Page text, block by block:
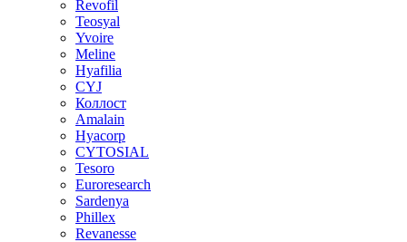
Revofil
Teosyal
Yvoire
Meline
Hyafilia
CYJ
Коллост
Amalain
Hyacorp
CYTOSIAL
Tesoro
Euroresearch
Sardenya
Phillex
Revanesse